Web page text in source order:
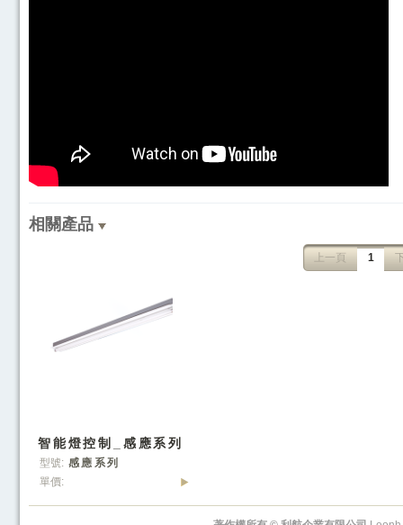
相關產品
上一頁 1
智能燈控制_感應系列
型號: 感應系列
單價: